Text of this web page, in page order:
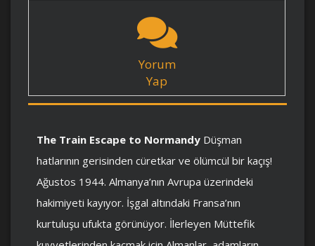
Yorum
Yap
The Train Escape to Normandy Düşman
hatlarının gerisinden cüretkar ve ölümcül bir kaçış!
Ağustos 1944. Almanya’nın Avrupa üzerindeki
hakimiyeti kayıyor. İşgal altındaki Fransa’nın
kurtuluşu ufukta görünüyor. İlerleyen Müttefik